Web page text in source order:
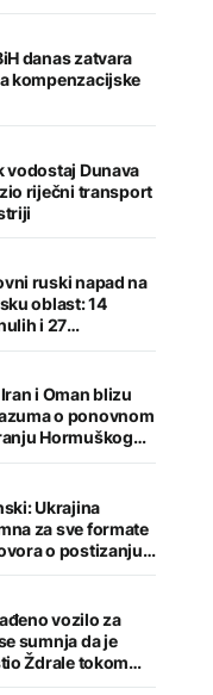
danas zatvara
kompenzacijske
vodostaj Dunava
riječni transport
ruski napad na
oblast: 14
i 27
Iran i Oman blizu
o ponovnom
Hormuškog
Ukrajina
za sve formate
o postizanju
vozilo za
sumnja da je
Ždrale tokom